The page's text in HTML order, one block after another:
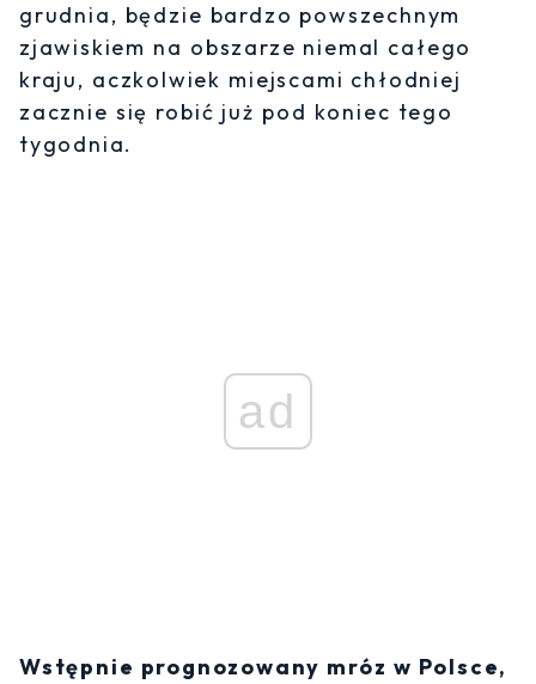
grudnia, będzie bardzo powszechnym
zjawiskiem na obszarze niemal całego
kraju, aczkolwiek miejscami chłodniej
zacznie się robić już pod koniec tego
tygodnia.
ad
Wstępnie prognozowany mróz w Polsce,